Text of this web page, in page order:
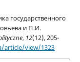
государственного
и П.И.
, 12(12), 205-
article/view/1323